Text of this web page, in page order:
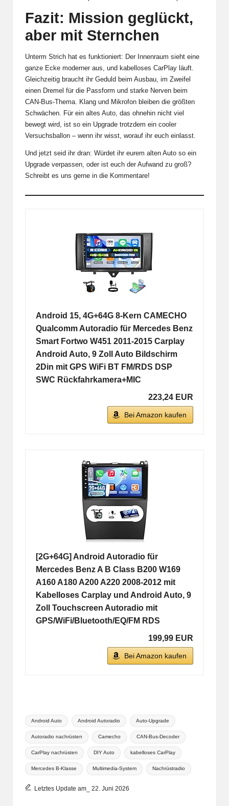
Fazit: Mission geglückt,
aber mit Sternchen
Unterm Strich hat es funktioniert: Der Innenraum sieht eine
ganze Ecke moderner aus, und kabelloses CarPlay läuft.
Gleichzeitig braucht ihr Geduld beim Ausbau, im Zweifel
einen Dremel für die Passform und starke Nerven beim
CAN-Bus-Thema. Klang und Mikrofon bleiben die größten
Schwächen. Für ein altes Auto, das ohnehin nicht viel
bewegt wird, ist so ein Upgrade trotzdem ein cooler
Versuchsballon – wenn ihr wisst, worauf ihr euch einlasst.
Und jetzt seid ihr dran: Würdet ihr eurem alten Auto so ein
Upgrade verpassen, oder ist euch der Aufwand zu groß?
Schreibt es uns gerne in die Kommentare!
Android 15, 4G+64G 8-Kern CAMECHO
Qualcomm Autoradio für Mercedes Benz
Smart Fortwo W451 2011-2015 Carplay
Android Auto, 9 Zoll Auto Bildschirm
2Din mit GPS WiFi BT FM/RDS DSP
SWC Rückfahrkamera+MIC
223,24 EUR
Bei Amazon kaufen
[2G+64G] Android Autoradio für
Mercedes Benz A B Class B200 W169
A160 A180 A200 A220 2008-2012 mit
Kabelloses Carplay und Android Auto, 9
Zoll Touchscreen Autoradio mit
GPS/WiFi/Bluetooth/EQ/FM RDS
199,99 EUR
Bei Amazon kaufen
Tags:
Android Auto Android Autoradio Auto-Upgrade
Autoradio nachrüsten Camecho CAN-Bus-Decoder
CarPlay nachrüsten DIY Auto kabelloses CarPlay
Mercedes B-Klasse Multimedia-System Nachrüstradio
Letztes Update am_ 22. Juni 2026